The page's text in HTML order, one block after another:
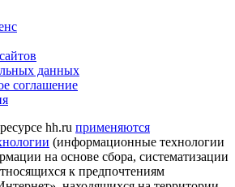
данных
соглашение
hh.ru применяются
(информационные технологии
на основе сбора, систематизации
к предпочтениям